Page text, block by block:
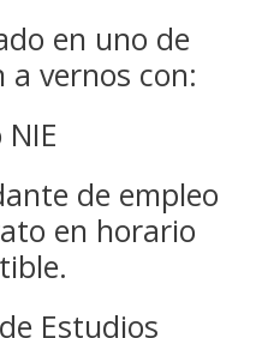
en uno de
a vernos con:
de empleo
en horario
Estudios